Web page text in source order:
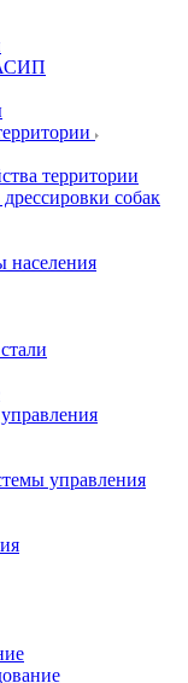
территории
собак
управления